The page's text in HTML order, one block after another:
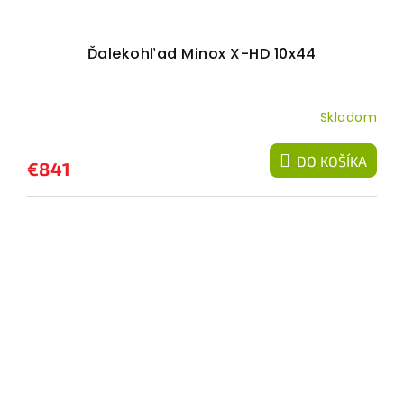
Ďalekohľad Minox X-HD 10x44
Skladom
€841 DO KOŠÍKA